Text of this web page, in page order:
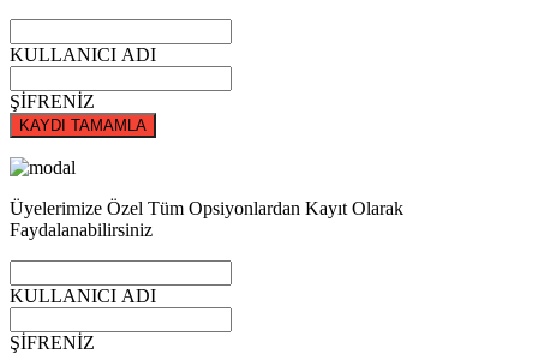
KULLANICI ADI
ŞİFRENİZ
KAYDI TAMAMLA
Üyelerimize Özel Tüm Opsiyonlardan Kayıt Olarak
Faydalanabilirsiniz
KULLANICI ADI
ŞİFRENİZ